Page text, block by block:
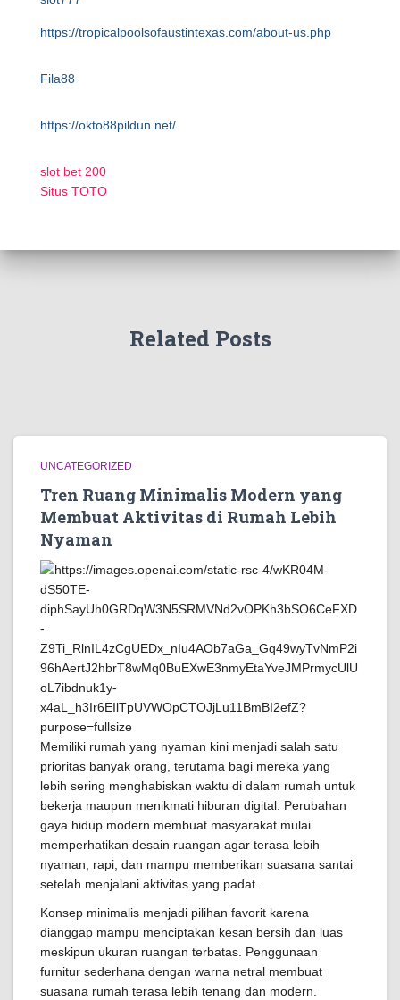
https://tropicalpoolsofaustintexas.com/about-us.php
Fila88
https://okto88pildun.net/
slot bet 200
Situs TOTO
Related Posts
UNCATEGORIZED
Tren Ruang Minimalis Modern yang
Membuat Aktivitas di Rumah Lebih
Nyaman
Memiliki rumah yang nyaman kini menjadi salah satu
prioritas banyak orang, terutama bagi mereka yang
lebih sering menghabiskan waktu di dalam rumah untuk
bekerja maupun menikmati hiburan digital. Perubahan
gaya hidup modern membuat masyarakat mulai
memperhatikan desain ruangan agar terasa lebih
nyaman, rapi, dan mampu memberikan suasana santai
setelah menjalani aktivitas yang padat.
Konsep minimalis menjadi pilihan favorit karena
dianggap mampu menciptakan kesan bersih dan luas
meskipun ukuran ruangan terbatas. Penggunaan
furnitur sederhana dengan warna netral membuat
suasana rumah terasa lebih tenang dan modern.